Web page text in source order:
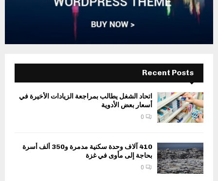
Recent Posts
اتحاد الشغل يطالب بمراجعة الزيادات الأخيرة في
أسعار بعض الأدوية
0
410 آلاف وحدة سكنية مدمرة و350 ألف أسرة
بحاجة إلى مأوى في غزة
0